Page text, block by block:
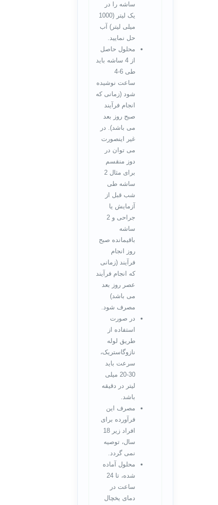
ساشه را در
یک لیتر (1000
میلی لیتر) آب
حل نمایید.
محلول حاصل
از 4 ساشه باید
طی 6-4
ساعت نوشیده
شود (زمانی که
انجام فرآیند
صبح روز بعد
می باشد). در
غیر اینصورت
می توان در
دوز منقسم
برای مثال 2
ساشه طی
شب قبل از
آزمایش یا
جراحی و 2
ساشه
باقیمانده صبح
روز انجام
فرآیند (زمانی
که انجام فرآیند
عصر روز بعد
می باشد)
مصرف شود.
در صورت
استفاده از
طریق لوله
نازوگاستریک،
سرعت باید
30-20 میلی
لیتر در دقیقه
باشد.
مصرف این
فرآورده برای
افراد زیر 18
سال، توصیه
نمی گردد.
محلول آماده
شده، تا 24
ساعت در
دمای یخچال